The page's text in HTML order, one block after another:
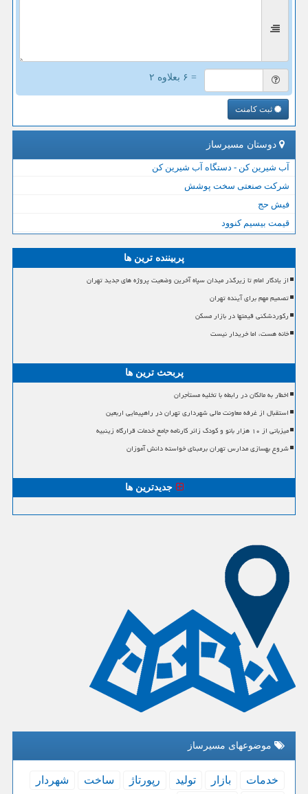
= ۶ بعلاوه ۲
ثبت کامنت
دوستان مسیرساز
آب شیرین کن - دستگاه آب شیرین کن
شرکت صنعتی سخت پوشش
فیش حج
قیمت بیسیم کنوود
پربیننده ترین ها
از یادگار امام تا زیرگذر میدان سپاه آخرین وضعیت پروژه های جدید تهران
تصمیم مهم برای آینده تهران
رکوردشکنی قیمتها در بازار مسکن
خانه هست، اما خریدار نیست
پربحث ترین ها
اخطار به مالکان در رابطه با تخلیه مستأجران
استقبال از غرفه معاونت مالی شهرداری تهران در راهپیمایی اربعین
میزبانی از ۱۰ هزار بانو و کودک زائر کارنامه جامع خدمات قرارگاه زینبیه
شروع بهسازی مدارس تهران برمبنای خواسته دانش آموزان
جدیدترین ها
موضوعهای مسیرساز
خدمات بازار تولید رپورتاژ ساخت
شهردار